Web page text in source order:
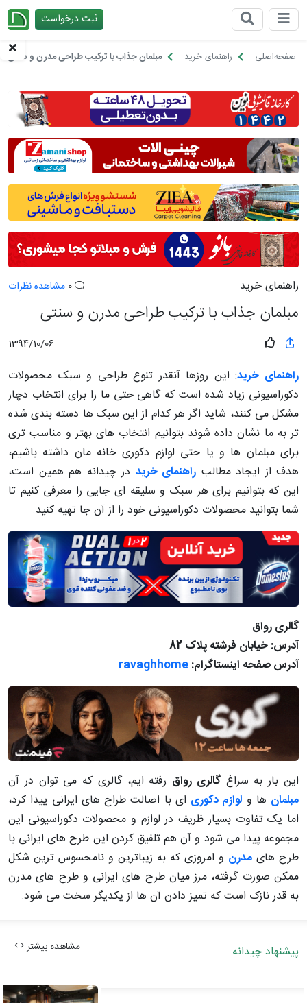
ثبت درخواست
صفحه‌اصلی راهنمای خرید مبلمان جذاب با ترکیب طراحی مدرن و سنتی
راهنمای خرید مشاهده نظرات
مبلمان جذاب با ترکیب طراحی مدرن و سنتی
1394/10/06
راهنمای خرید: این روزها آنقدر تنوع طراحی و سبک محصولات
دکوراسیونی زیاد شده است که گاهی حتی ما را برای انتخاب دچار
مشکل می کنند، شاید اگر هر کدام از این سبک ها دسته بندی شده
تر به ما نشان داده شوند بتوانیم انتخاب های بهتر و مناسب تری
برای مبلمان ها و یا حتی لوازم دکوری خانه مان داشته باشیم،
هدف از ایجاد مطالب راهنمای خرید در چیدانه هم همین است،
این که بتوانیم برای هر سبک و سلیقه ای جایی را معرفی کنیم تا
شما بتوانید محصولات دکوراسیونی خود را از آن جا تهیه کنید.
گالری رواق
آدرس: خیابان فرشته پلاک 82
آدرس صفحه اینستاگرام:ravaghhome
این بار به سراغگالری رواق رفته ایم، گالری که می توان در آن
مبلمان ها و لوازم دکوری ای با اصالت طراح های ایرانی پیدا کرد،
اما یک تفاوت بسیار ظریف در لوازم و محصولات دکوراسیونی این
مجموعه پیدا می شود و آن هم تلفیق کردن این طرح های ایرانی با
طرح های مدرن و امروزی که به زیباترین و نامحسوس ترین شکل
ممکن صورت گرفته، مرز میان طرح های ایرانی و طرح های مدرن
به قدر نازک است که تمیز دادن آن ها از یکدیگر سخت می شود.
پیشنهاد چیدانه مشاهده بیشتر